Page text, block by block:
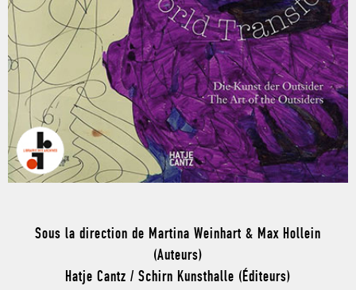
Sous la direction de Martina Weinhart & Max Hollein
(Auteurs)
Hatje Cantz / Schirn Kunsthalle (Éditeurs)